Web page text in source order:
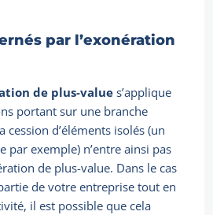
par l’exonération
de plus-value s’applique
portant sur une branche
cession d’éléments isolés (un
par exemple) n’entre ainsi pas
de plus-value. Dans le cas
de votre entreprise tout en
il est possible que cela